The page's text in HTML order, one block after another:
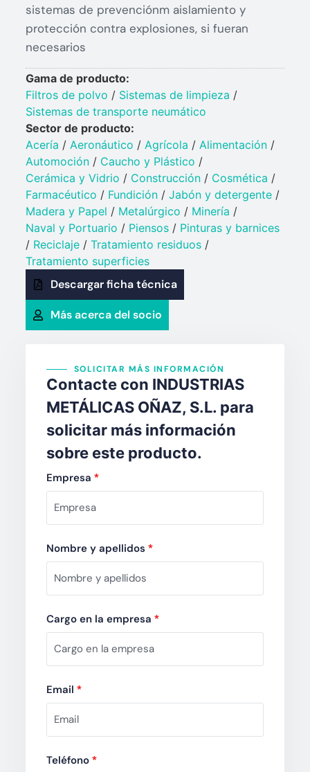
sistemas de prevenciónm aislamiento y
protección contra explosiones, si fueran
necesarios
Gama de producto:
Filtros de polvo / Sistemas de limpieza /
Sistemas de transporte neumático
Sector de producto:
Acería / Aeronáutico / Agrícola / Alimentación/
Automoción/ Caucho y Plástico​ /
Cerámica y Vidrio​ / Construcción/ Cosmética /
Farmacéutico / Fundición/ Jabón y detergente​/
Madera y Papel / Metalúrgico / Minería /
Naval y Portuario​ / Piensos/ Pinturas y barnices​
/ Reciclaje/ Tratamiento residuos/
Tratamiento superficies
Descargar ficha técnica
Más acerca del socio
SOLICITAR MÁS INFORMACIÓN
Contacte con INDUSTRIAS
METÁLICAS OÑAZ, S.L. para
solicitar más información
sobre este producto.
Empresa *
Nombre y apellidos *
Cargo en la empresa *
Email *
Teléfono *